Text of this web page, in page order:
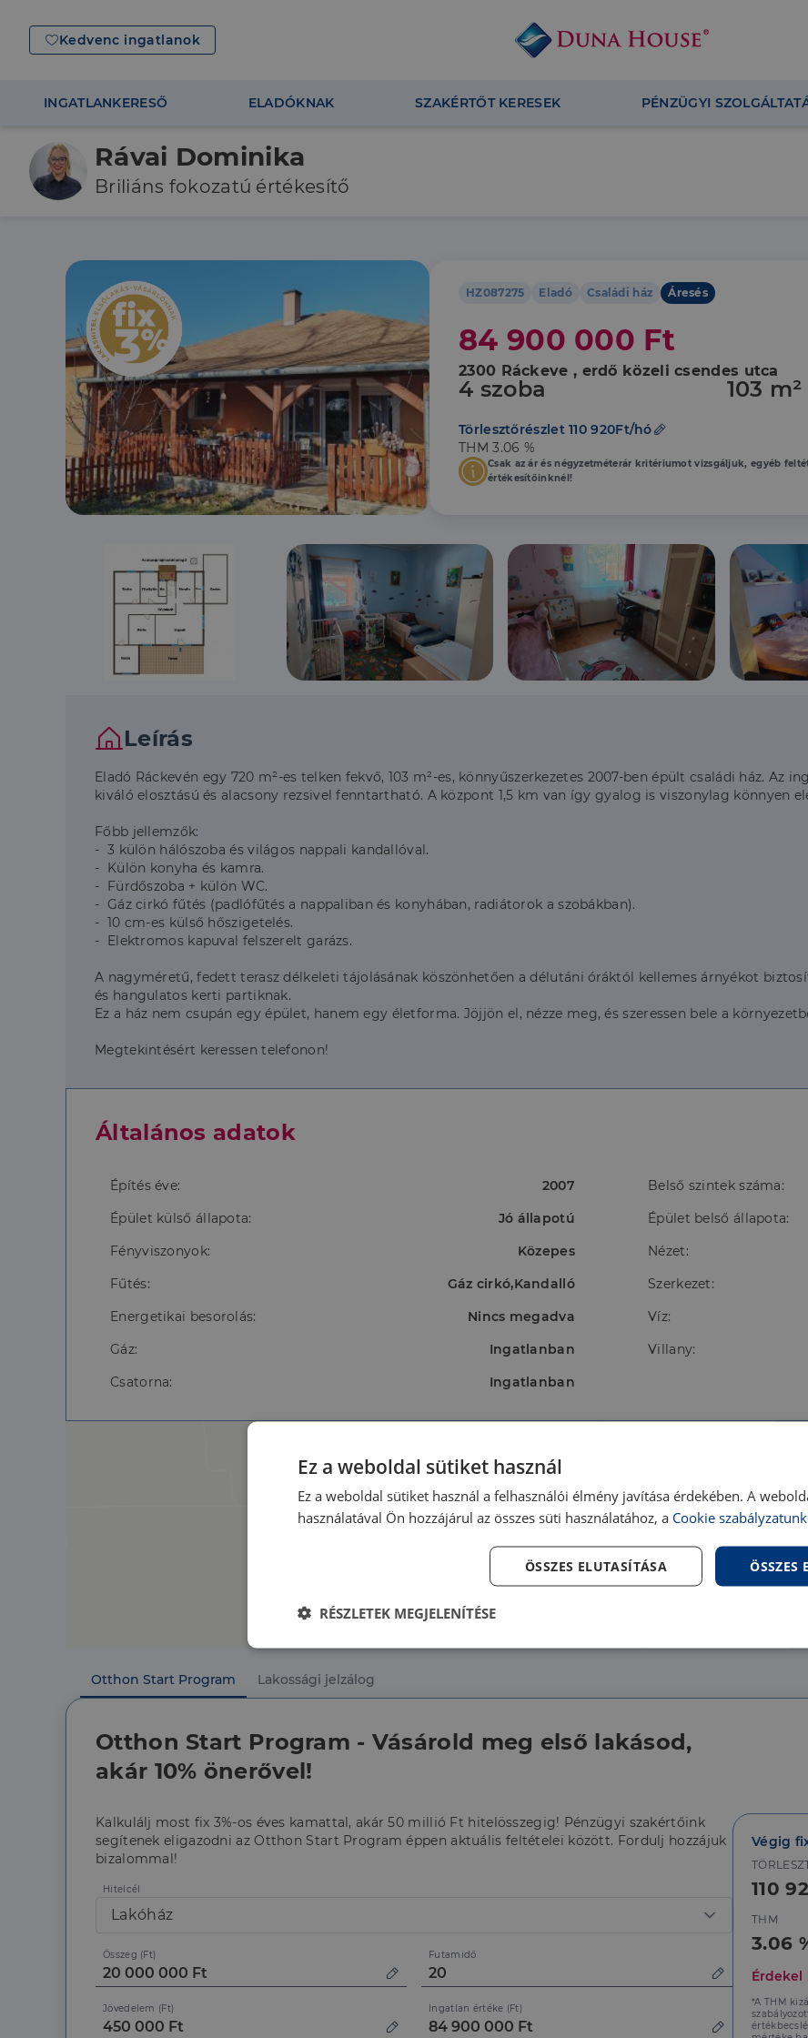
Kedvenc ingatlanok
INGATLANKERESŐ ELADÓKNAK SZAKÉRTŐT KERESEK PÉNZÜGYI
HZ087275 Eladó Családi ház Áresés
84 900 000 Ft
2300 Ráckeve , erdő közeli csendes utca
4 szoba 103 m²
Törlesztőrészlet 110 920Ft/hó
THM 3.06 %
Csak az ár és négyzetméterár kritériumot vizsgáljuk, egyéb
értékesítőinknél!
Leírás
Eladó Ráckevén egy 720 m²-es telken fekvő, 103 m²-es, könnyűszerkezetes 2007-ben épült családi ház. Az
kiváló elosztású és alacsony rezsivel fenntartható. A központ 1,5 km van így gyalog is viszonylag könnyen
Főbb jellemzők:
- 3 külön hálószoba és világos nappali kandallóval.
- Külön konyha és kamra.
- Fürdőszoba + külön WC.
- Gáz cirkó fűtés (padlófűtés a nappaliban és konyhában, radiátorok a szobákban).
- 10 cm-es külső hőszigetelés.
- Elektromos kapuval felszerelt garázs.
A nagyméretű, fedett terasz délkeleti tájolásának köszönhetően a délutáni óráktól kellemes árnyékot
és hangulatos kerti partiknak.
Ez a ház nem csupán egy épület, hanem egy életforma. Jöjjön el, nézze meg, és szeressen bele a
Megtekintésért keressen telefonon!
Általános adatok
Építés éve: 2007 Belső szintek száma:
Épület külső állapota:
Jó állapotú Épület belső állapota:
Fényviszonyok:
Közepes Nézet:
Fűtés:
Gáz cirkó,Kandalló Szerkezet:
Energetikai besorolás:
Nincs megadva Víz:
Gáz:
Ingatlanban Villany:
Csatorna:
Ingatlanban
Otthon Start Program Lakossági jelzálog
Otthon Start Program - Vásárold meg első lakásod,
akár 10% önerővel!
Kalkulálj most fix 3%-os éves kamattal, akár 50 millió Ft hitelösszegig! Pénzügyi szakértőink
segítenek eligazodni az Otthon Start Program éppen aktuális feltételei között. Fordulj hozzájuk
bizalommal!
Hitelcél
Lakóház
Összeg (Ft) Futamidő
Jövedelem (Ft) Ingatlan értéke (Ft)
Végig
110
THM
3.06
Érdekel
*A THM
Rávai Dominika
Briliáns fokozatú értékesítő
Ez a weboldal sütiket használ
Ez a weboldal sütiket használ a felhasználói élmény javítása érdekében. A
használatával Ön hozzájárul az összes süti használatához, a Cookie
ÖSSZES
ÖSSZES ELUTASÍTÁSA
RÉSZLETEK MEGJELENÍTÉSE
Elengedhetetlenül
Teljesítmény Célzás
Az elengedhetetlenül szükséges sütik lehetővé teszik a webhely alapvető funkcióit, például a felhasználói
fiókkezelést. A weboldal nem használható megfelelően az elengedhetetlenül szükséges sütik nélkül.
A cookie-k nem alapvető célokra történő
CookieScript
dh.hu
4 hét
k beleegyezési beállításainak emlékezésére.
Script.com cookie banner megfelelően működjön.